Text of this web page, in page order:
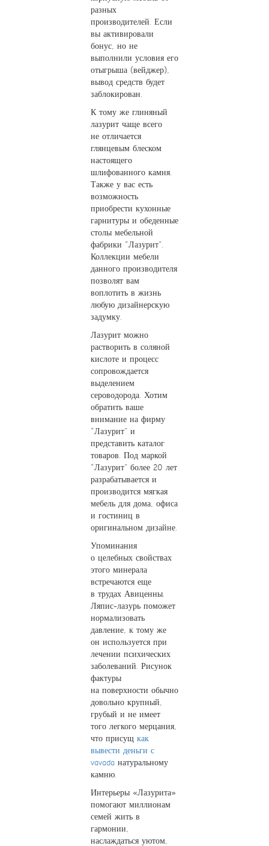
разных
производителей. Если
вы активировали
бонус, но не
выполнили условия его
отыгрыша (вейджер),
вывод средств будет
заблокирован.
К тому же глиняный
лазурит чаще всего
не отличается
глянцевым блеском
настоящего
шлифованного камня.
Также у вас есть
возможность
приобрести кухонные
гарнитуры и обеденные
столы мебельной
фабрики “Лазурит”.
Коллекции мебели
данного производителя
позволят вам
воплотить в жизнь
любую дизайнерскую
задумку.
Лазурит можно
растворить в соляной
кислоте и процесс
сопровождается
выделением
сероводорода. Хотим
обратить ваше
внимание на фирму
“Лазурит” и
представить каталог
товаров. Под маркой
“Лазурит” более 20 лет
разрабатывается и
производится мягкая
мебель для дома, офиса
и гостиниц в
оригинальном дизайне.
Упоминания
о целебных свойствах
этого минерала
встречаются еще
в трудах Авиценны.
Ляпис-лазурь поможет
нормализовать
давление, к тому же
он используется при
лечении психических
заболеваний. Рисунок
фактуры
на поверхности обычно
довольно крупный,
грубый и не имеет
того легкого мерцания,
что присущ как
вывести деньги с
vavada натуральному
камню.
Интерьеры «Лазурита»
помогают миллионам
семей жить в
гармонии,
наслаждаться уютом,